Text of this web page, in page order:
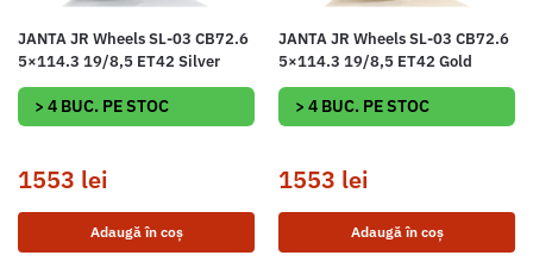
JANTA JR Wheels SL-03 CB72.6
5×114.3 19/8,5 ET42 Silver
> 4 BUC. PE STOC
1553 lei
Adaugă în coș
JANTA JR Wheels SL-03 CB72.6
5×114.3 19/8,5 ET42 Gold
> 4 BUC. PE STOC
1553 lei
Adaugă în coș